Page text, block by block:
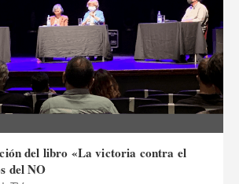
del libro «La victoria contra el
del NO